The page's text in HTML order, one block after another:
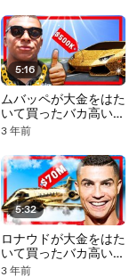
5:16
ムバッペが大金をはた
いて買ったバカ高いも
の
3 年前
5:32
ロナウドが大金をはた
いて買ったバカ高いも
の
3 年前